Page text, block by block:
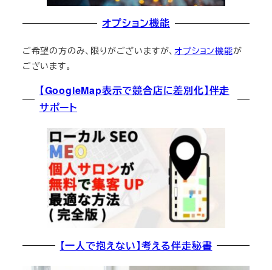
オプション機能
ご希望の方のみ、限りがございますが、オプション機能が
ございます。
【GoogleMap表示で競合店に差別化】伴走
サポート
【一人で抱えない】考える伴走秘書